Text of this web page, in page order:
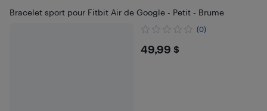
Bracelet sport pour Fitbit Air de Google - Petit - Brume
(0)
$49.99
49,99 $